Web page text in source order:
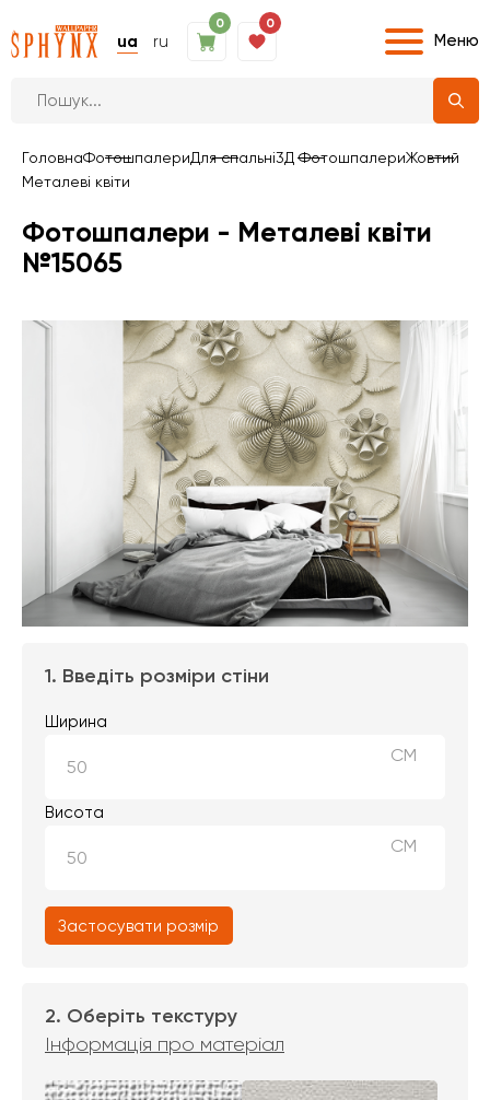
ua ru
0 0
Меню
ГоловнаФотошпалериДля спальні3Д ФотошпалериЖовтий
Металеві квіти
Фотошпалери - Металеві квіти
№15065
1. Введіть розміри стіни
Ширина
СМ
Висота
СМ
Застосувати розмір
2. Оберіть текстуру
Інформація про матеріал